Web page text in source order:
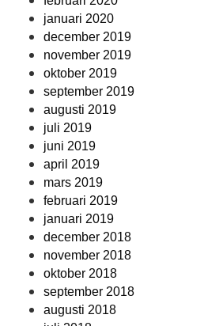
januari 2020
december 2019
november 2019
oktober 2019
september 2019
augusti 2019
juli 2019
juni 2019
april 2019
mars 2019
februari 2019
januari 2019
december 2018
november 2018
oktober 2018
september 2018
augusti 2018